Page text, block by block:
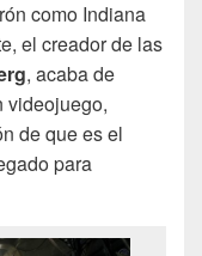
como Indiana
el creador de las
, acaba de
videojuego,
de que es el
para